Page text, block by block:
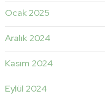
Ocak 2025
Aralık 2024
Kasım 2024
Eylül 2024